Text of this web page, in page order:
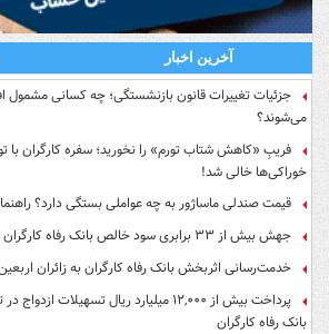
آخرین اخبار
جزئیات تغییرات قانون بازنشستگی؛ چه کسانی
می‌شوند؟
خوراکی‌ها خالی شد!
قیمت صندلی ماساژور به چه عواملی بستگی دارد؟
جهش بیش از ۳۳ برابری سود خالص بانک رفاه کارگران در بهار ۱۴۰۵
خدمت‌رسانی اثربخش بانک رفاه کارگران به زائران
پرداخت بیش از ۱۲,۰۰۰ میلیارد ریال
بانک رفاه کارگران